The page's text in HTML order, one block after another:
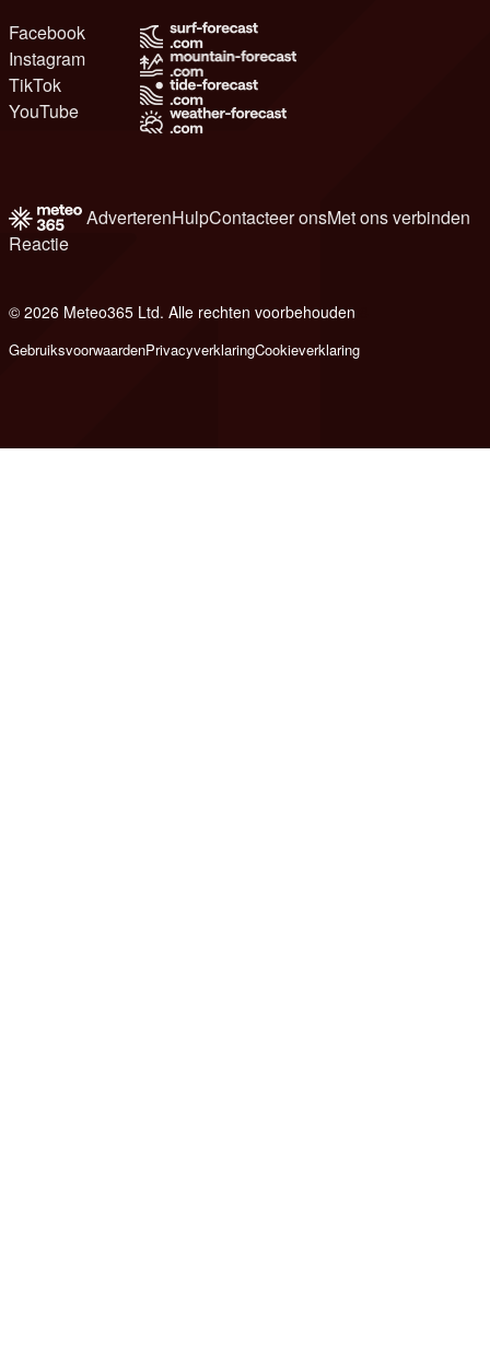
Facebook
Instagram
TikTok
YouTube
AdverterenHulpContacteer onsMet ons verbinden
Reactie
© 2026 Meteo365 Ltd. Alle rechten voorbehouden
GebruiksvoorwaardenPrivacyverklaringCookieverklaring